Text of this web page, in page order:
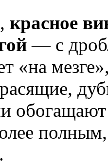
красное
— с
«на